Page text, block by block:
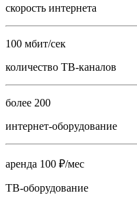
скорость интернета
100 мбит/сек
количество ТВ-каналов
более 200
интернет-оборудование
аренда 100 ₽/мес
ТВ-оборудование